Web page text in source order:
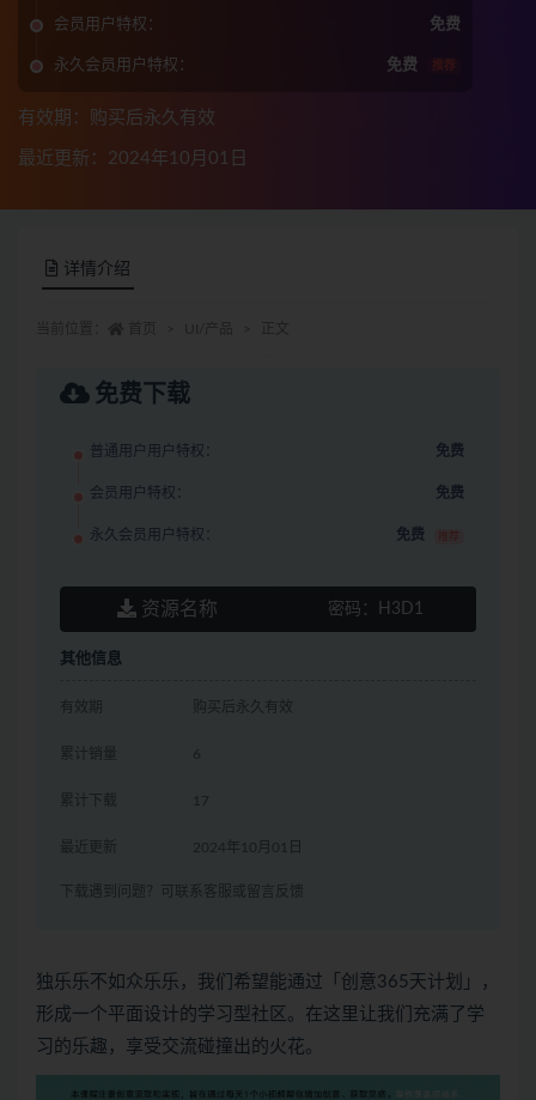
会员用户特权： 免费
永久会员用户特权： 免费 推荐
有效期：购买后永久有效
最近更新：2024年10月01日
详情介绍
免费下载
普通用户用户特权： 免费
会员用户特权： 免费
永久会员用户特权： 免费 推荐
资源名称 密码： H3D1
其他信息
有效期 购买后永久有效
累计销量 6
累计下载 17
最近更新 2024年10月01日
下载遇到问题？可联系客服或留言反馈
独乐乐不如众乐乐，我们希望能通过「创意365天计划」，
形成一个平面设计的学习型社区。在这里让我们充满了学
习的乐趣，享受交流碰撞出的火花。